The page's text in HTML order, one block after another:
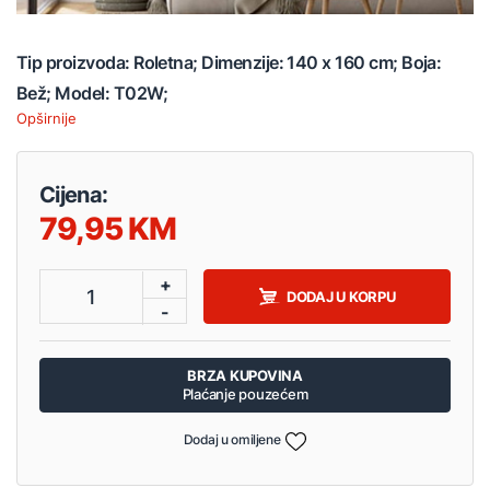
Tip proizvoda: Roletna; Dimenzije: 140 x 160 cm; Boja:
Bež; Model: T02W;
Opširnije
Cijena:
79,95
1
+
-
DODAJ U KORPU
BRZA KUPOVINA
Plaćanje pouzećem
Dodaj u omiljene